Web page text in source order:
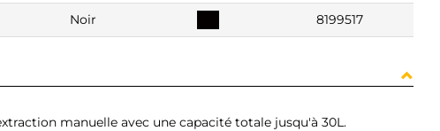
Noir 8199517
manuelle avec une capacité totale jusqu'à 30L.